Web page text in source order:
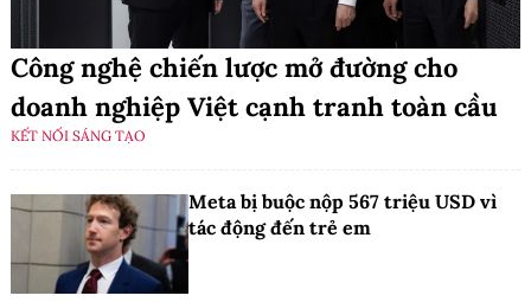
Công nghệ chiến lược mở đường cho
doanh nghiệp Việt cạnh tranh toàn cầu
KẾT NỐI SÁNG TẠO
Meta bị buộc nộp 567 triệu USD vì
tác động đến trẻ em